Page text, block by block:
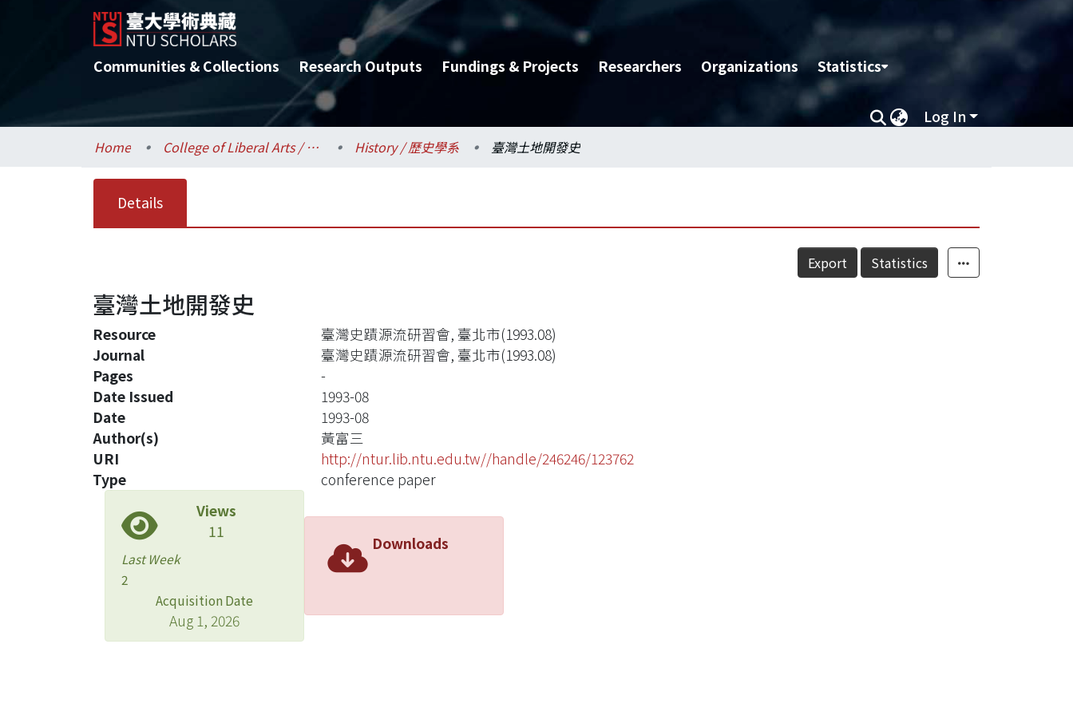
Communities & Collections Research Outputs Fundings & Projects Researchers Organizations Statistics
Log In
Home College of Liberal Arts / 文學院 History / 歷史學系 臺灣土地開發史
Details
Export Statistics
臺灣土地開發史
Resource
臺灣史蹟源流研習會, 臺北市(1993.08)
Journal
臺灣史蹟源流研習會, 臺北市(1993.08)
Pages
-
Date Issued
1993-08
Date
1993-08
Author(s)
黃富三
URI
http://ntur.lib.ntu.edu.tw//handle/246246/123762
Type
conference paper
Views
11
Last Week
2
Acquisition Date
Aug 1, 2026
Downloads